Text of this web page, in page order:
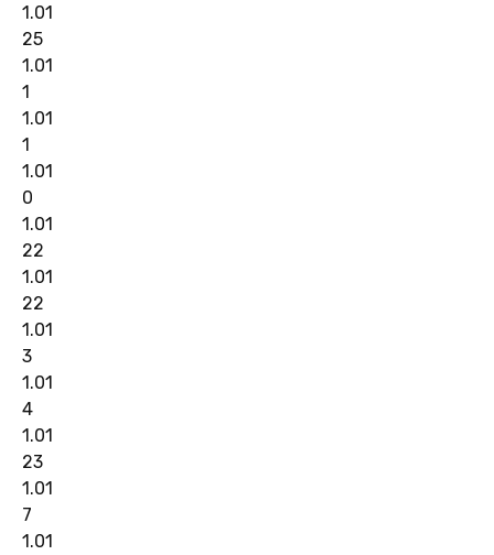
1.01
25
1.01
1
1.01
1
1.01
0
1.01
22
1.01
22
1.01
3
1.01
4
1.01
23
1.01
7
1.01